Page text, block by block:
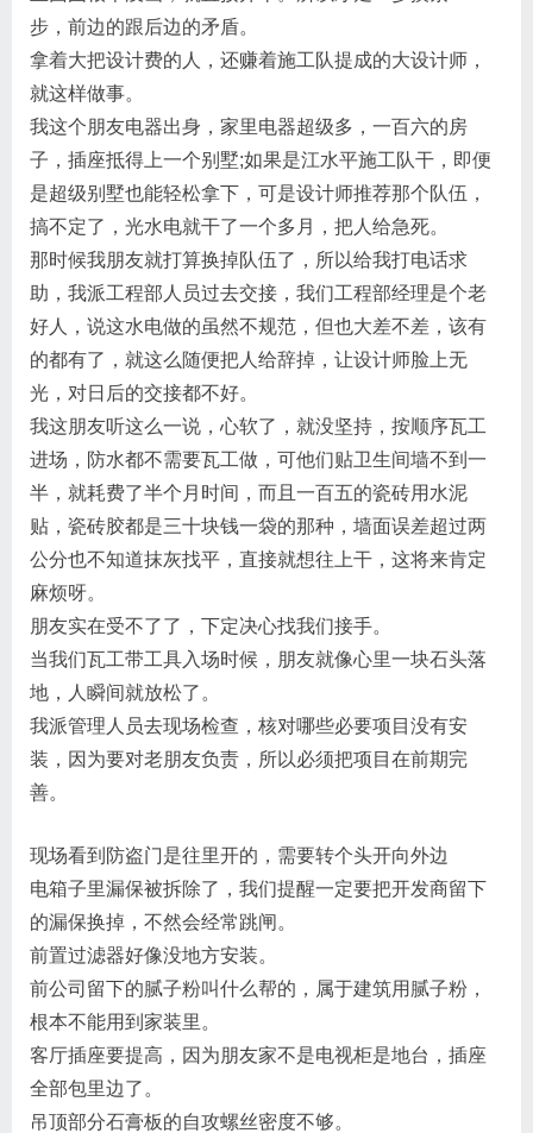
步，前边的跟后边的矛盾。
拿着大把设计费的人，还赚着施工队提成的大设计师，
就这样做事。
我这个朋友电器出身，家里电器超级多，一百六的房
子，插座抵得上一个别墅;如果是江水平施工队干，即便
是超级别墅也能轻松拿下，可是设计师推荐那个队伍，
搞不定了，光水电就干了一个多月，把人给急死。
那时候我朋友就打算换掉队伍了，所以给我打电话求
助，我派工程部人员过去交接，我们工程部经理是个老
好人，说这水电做的虽然不规范，但也大差不差，该有
的都有了，就这么随便把人给辞掉，让设计师脸上无
光，对日后的交接都不好。
我这朋友听这么一说，心软了，就没坚持，按顺序瓦工
进场，防水都不需要瓦工做，可他们贴卫生间墙不到一
半，就耗费了半个月时间，而且一百五的瓷砖用水泥
贴，瓷砖胶都是三十块钱一袋的那种，墙面误差超过两
公分也不知道抹灰找平，直接就想往上干，这将来肯定
麻烦呀。
朋友实在受不了了，下定决心找我们接手。
当我们瓦工带工具入场时候，朋友就像心里一块石头落
地，人瞬间就放松了。
我派管理人员去现场检查，核对哪些必要项目没有安
装，因为要对老朋友负责，所以必须把项目在前期完
善。
现场看到防盗门是往里开的，需要转个头开向外边
电箱子里漏保被拆除了，我们提醒一定要把开发商留下
的漏保换掉，不然会经常跳闸。
前置过滤器好像没地方安装。
前公司留下的腻子粉叫什么帮的，属于建筑用腻子粉，
根本不能用到家装里。
客厅插座要提高，因为朋友家不是电视柜是地台，插座
全部包里边了。
吊顶部分石膏板的自攻螺丝密度不够。